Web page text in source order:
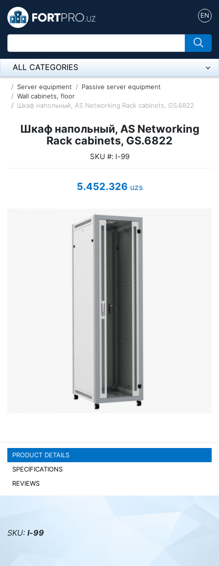
EN
ALL CATEGORIES
Микрофон
Напольные розетки
Оборудование Mikrotik
ADSL, Wan / Lan Routers, Wi-Fi
UPS Uninterruptible Power Supply
PC components
Server equipment
Passive server equipment
Wall cabinets, floor
Шкаф напольный, AS Networking Rack cabinets, GS.6822
Шкаф напольный, AS Networking
Rack cabinets, GS.6822
SKU #: l-99
5.452.326 uzs
PRODUCT DETAILS
SPECIFICATIONS
REVIEWS
SKU: l-99